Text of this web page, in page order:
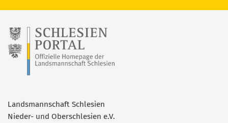
Landsmannschaft Schlesien
Nieder- und Oberschlesien e.V.